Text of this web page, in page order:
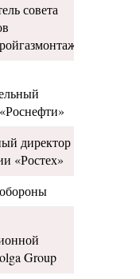
совета
директор
«Ростех»
Group